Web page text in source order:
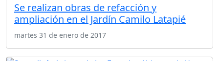
Se realizan obras de refacción y
ampliación en el Jardín Camilo Latapié
martes 31 de enero de 2017